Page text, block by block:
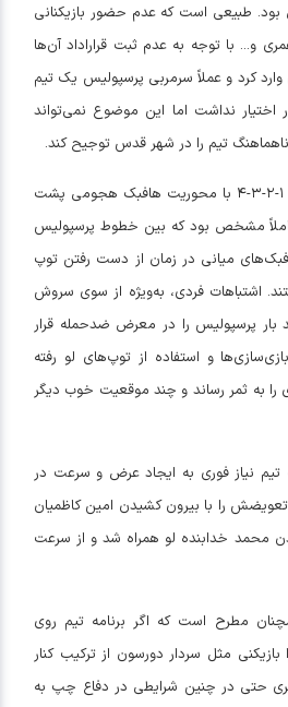
طبیعی است که عدم حضور بازیکنانی
و... با توجه به عدم ثبت قراراداد آن‌ها
کرد و عملاً سرمربی پرسپولیس یک تیم
نداشت اما این موضوع نمی‌تواند
تیم را در شهر قدس توجیح کند.
هاشمیان تیمش را با سیستم ۱-۲-۳-۴ با محوریت هافبک هجومی پشت
مشخص بود که بین خطوط پرسپولیس
میانی در زمان از دست رفتن توپ
اشتباهات فردی، به‌ویژه از سوی سروش
پرسپولیس را در معرض ضدحمله قرار
و استفاده از توپ‌های لو رفته
به ثمر رساند و چند موقعیت خوب دیگر
نیاز فوری به ایجاد عرض و سرعت در
را با بیرون کشیدن امین کاظمیان
محمد خدا‌بنده لو همراه شد و از سرعت
مطرح است که اگر برنامه تیم روی
مثل سردار دورسون از ترکیب کنار
حتی در چنین شرایطی در دفاع چپ به